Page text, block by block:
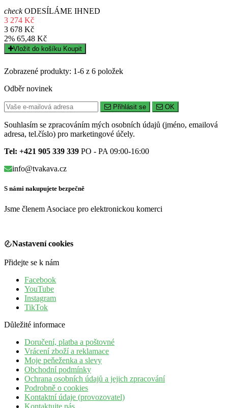
checkODESÍLÁME IHNED
3 274 Kč
3 678 Kč
2% 65,48 Kč
Vložit do košíku Koupit
Zobrazené produkty: 1-6 z 6 položek
Odběr novinek
Přihlásit se OK
Souhlasím se zpracováním mých osobních údajů (jméno, emailová
adresa, tel.číslo) pro marketingové účely.
Tel: +421 905 339 339 PO - PA 09:00-16:00
info@tvakava.cz
S námi nakupujete bezpečně
Jsme členem Asociace pro elektronickou komerci
Nastavení cookies
Přidejte se k nám
Facebook
YouTube
Instagram
TikTok
Důležité informace
Doručení, platba a poštovné
Vrácení zboží a reklamace
Moje peňeženka a slevy
Obchodní podmínky
Ochrana osobních údajů a jejich zpracování
Podrobně o cookies
Kontaktní údaje (provozovatel)
Kontaktujte nás